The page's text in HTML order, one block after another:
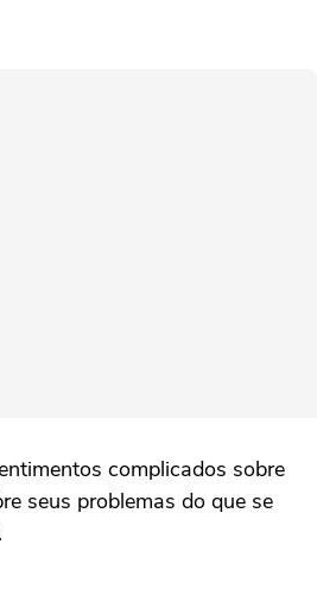
complicados sobre
seus problemas do que se